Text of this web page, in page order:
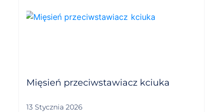
Mięsień przeciwstawiacz kciuka
13 Stycznia 2026